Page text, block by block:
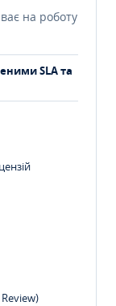
на роботу
SLA та